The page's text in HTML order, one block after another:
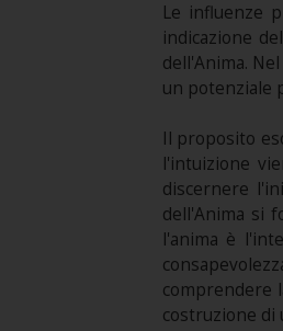
Le influenze
indicazione
dell'Anima.
un potenziale
Il proposito
l'intuizione
discernere
dell'Anima si
l'anima è
comprendere
costruzione di